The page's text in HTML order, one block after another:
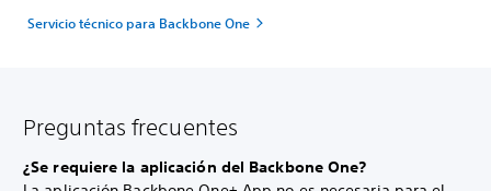
Servicio técnico para Backbone One
Preguntas frecuentes
¿Se requiere la aplicación del Backbone One?